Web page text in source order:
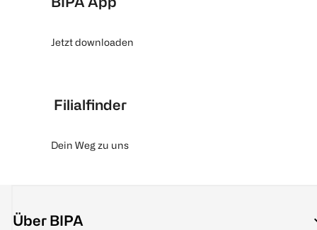
Jetzt downloaden
Filialfinder
Dein Weg zu uns
Über BIPA